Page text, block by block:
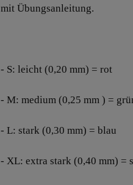
mit Übungsanleitung.
- S: leicht (0,20 mm) = rot
- M: medium (0,25 mm ) =
- L: stark (0,30 mm) = blau
- XL: extra stark (0,40 mm) =